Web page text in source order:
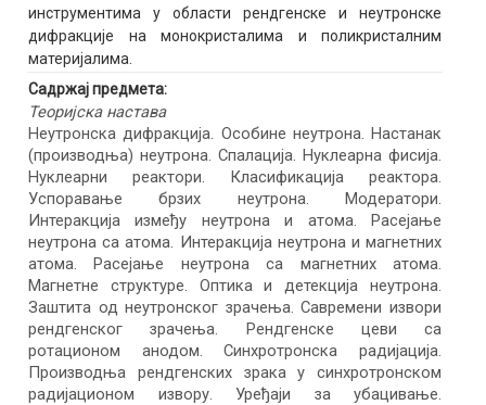
инструментима у области рендгенске и неутронске
дифракције на монокристалимa и поликристалним
материјалима.
Садржај предмета:
Теоријска настава
Неутронска дифракција. Особине неутрона. Настанак
(производња) неутрона. Спалација. Нуклеарна фисија.
Нуклеарни реактори. Класификација реактора.
Успоравање брзих неутрона. Модератори.
Интеракција између неутрона и атома. Расејање
неутрона са атома. Интеракција неутрона и магнетних
атома. Расејање неутрона са магнетних атома.
Магнетне структуре. Оптика и детекција неутрона.
Заштита од неутронског зрачења. Савремени извори
рендгенског зрачења. Рендгенске цеви са
ротационом анодом. Синхротронска радијација.
Производња рендгенских зрака у синхротронском
радијационом извору. Уређаји за убацивање.